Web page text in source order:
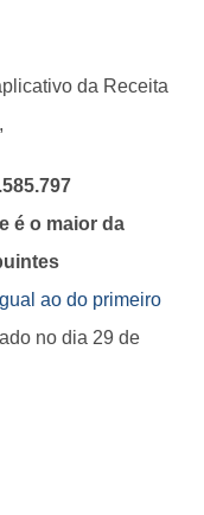
da Receita
é o maior da
ao do primeiro
no dia 29 de